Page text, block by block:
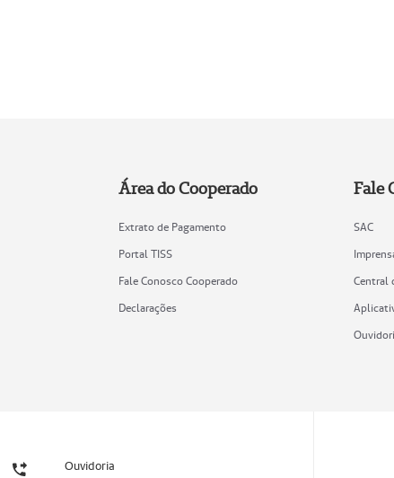
Área do Cooperado
Extrato de Pagamento
Portal TISS
Fale Conosco Cooperado
Declarações
Fale
SAC
Central
Ouvidoria